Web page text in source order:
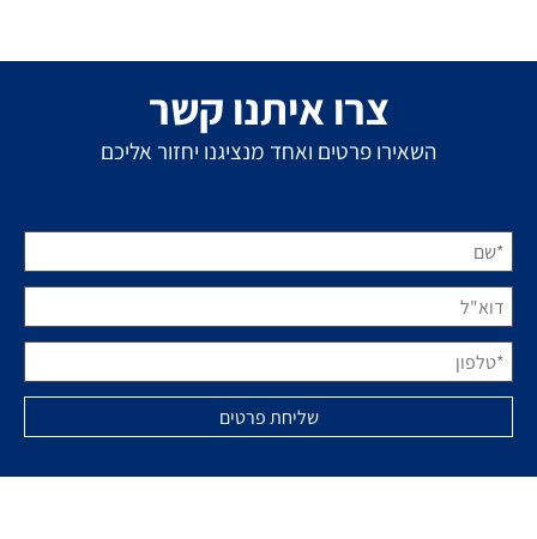
צרו איתנו קשר
השאירו פרטים ואחד מנציגנו יחזור אליכם